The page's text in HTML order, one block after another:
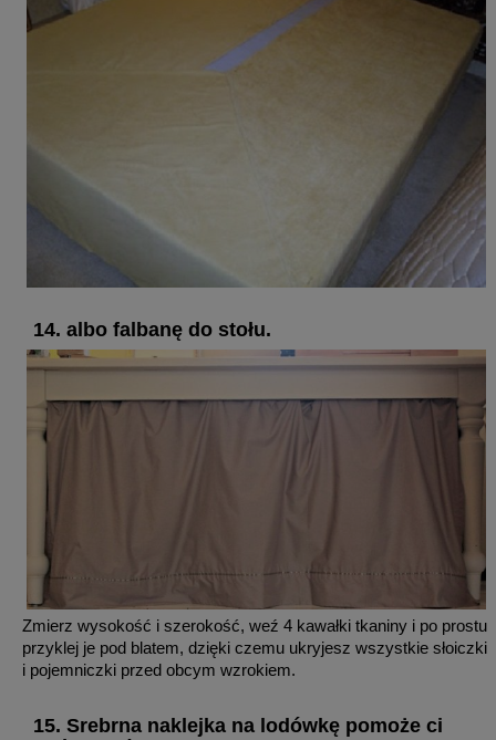
14. albo falbanę do stołu.
Zmierz wysokość i szerokość, weź 4 kawałki tkaniny i po prostu
przyklej je pod blatem, dzięki czemu ukryjesz wszystkie słoiczki
i pojemniczki przed obcym wzrokiem.
15. Srebrna naklejka na lodówkę pomoże ci